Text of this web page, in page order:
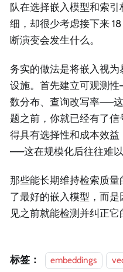
队在选择嵌入模型和索
细，却很少考虑接下来
断演变会发生什么。
务实的做法是将嵌入视
设施。首先建立可观测
数分布、查询改写率——
题之前，你就已经有了
得具有选择性和成本效
——这在规模化后往往难以
那些能长期维持检索质
了最好的嵌入模型，而
见之前就能检测并纠正它
标签： embeddings